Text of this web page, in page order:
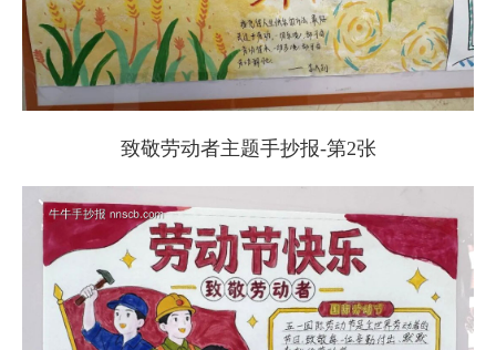
致敬劳动者主题手抄报-第2张